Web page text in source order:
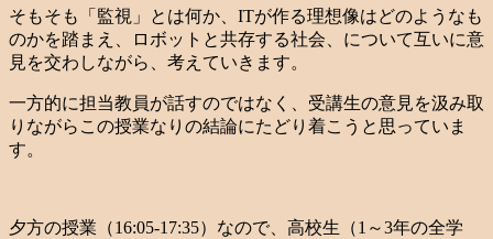
そもそも「監視」とは何か、ITが作る理想像はどのようなも
のかを踏まえ、ロボットと共存する社会、について互いに意
見を交わしながら、考えていきます。
一方的に担当教員が話すのではなく、受講生の意見を汲み取
りながらこの授業なりの結論にたどり着こうと思っていま
す。
夕方の授業（16:05-17:35）なので、高校生（1～3年の全学